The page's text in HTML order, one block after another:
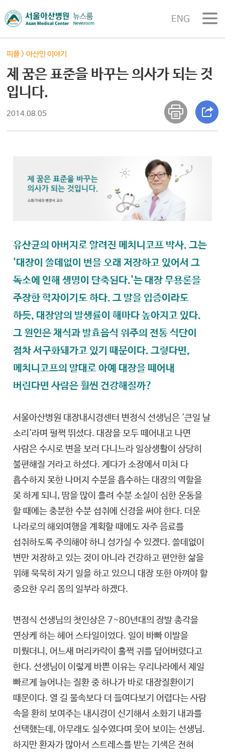
ENG
피플>아산인 이야기
제 꿈은 표준을 바꾸는 의사가 되는 것
입니다.
2014.08.05
유산균의 아버지로 알려진 메치니코프 박사. 그는
'대장이 쓸데없이 변을 오래 저장하고 있어서 그
독소에 인해 생명이 단축된다.'는 대장 무용론을
주장한 학자이기도 하다. 그 말을 입증이라도
하듯, 대장암의 발생률이 해마다 높아지고 있다.
그 원인은 채식과 발효음식 위주의 전통 식단이
점차 서구화돼가고 있기 때문이다. 그렇다면,
메치니코프의 말대로 아예 대장을 떼어내
버린다면 사람은 훨씬 건강해질까?
서울아산병원 대장내시경센터 변정식 선생님은 '큰일 날
소리'라며 펄쩍 뛰셨다. 대장을 모두 떼어내고 나면
사람은 수시로 변을 보러 다니느라 일상생활이 상당히
불편해질 거라고 하셨다. 게다가 소장에서 미처 다
흡수하지 못한 나머지 수분을 흡수하는 대장의 역할을
못 하게 되니, 땀을 많이 흘려 수분 소실이 심한 운동을
할 때에는 충분한 수분 섭취에 신경을 써야 한다. 더운
나라로의 해외여행을 계획할 때에도 자주 음료를
섭취하도록 주의해야 하니 성가실 수 있겠다. 쓸데없이
변만 저장하고 있는 것이 아니라 건강하고 편안한 삶을
위해 묵묵히 자기 일을 하고 있으니 대장 또한 아껴야 할
중요한 우리 몸의 일부라 하겠다.
변정식 선생님의 첫인상은 7~80년대의 장발 총각을
연상케 하는 헤어 스타일이었다. 일이 바빠 이발을
미뤘더니, 어느새 머리카락이 훌쩍 귀를 덮어버렸다고
한다. 선생님이 이렇게 바쁜 이유는 우리나라에서 제일
빠르게 늘어나는 질환 중 하나가 바로 대장질환이기
때문이다. 열 길 물속보다 더 들여다보기 어렵다는 사람
속을 환히 보여주는 내시경이 신기해서 소화기 내과를
선택했는데, 아무래도 실수였다며 웃어 보이는 선생님.
하지만 환자가 많아서 스트레스를 받는 기색은 전혀